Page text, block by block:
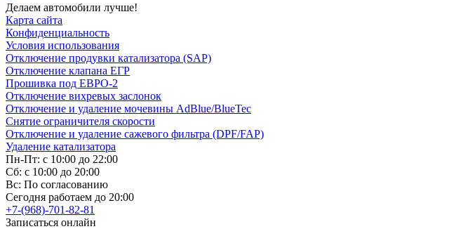
Делаем автомобили лучше!
Карта сайта
Конфиденциальность
Условия использования
Отключение продувки катализатора (SAP)
Отключение клапана ЕГР
Прошивка под ЕВРО-2
Отключение вихревых заслонок
Отключение и удаление мочевины AdBlue/BlueTec
Снятие ограничителя скорости
Отключение и удаление сажевого фильтра (DPF/FAP)
Удаление катализатора
Пн-Пт: с 10:00 до 22:00
Сб: с 10:00 до 20:00
Вс: По согласованию
Сегодня работаем до 20:00
+7-(968)-701-82-81
Записаться онлайн